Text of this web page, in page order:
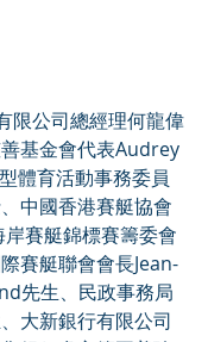
限公司總經理何龍偉
基金會代表Audrey
體育活動事務委員
中國香港賽艇協會
賽艇錦標賽籌委會
賽艇聯會會長Jean-
先生、民政事務局
大新銀行有限公司